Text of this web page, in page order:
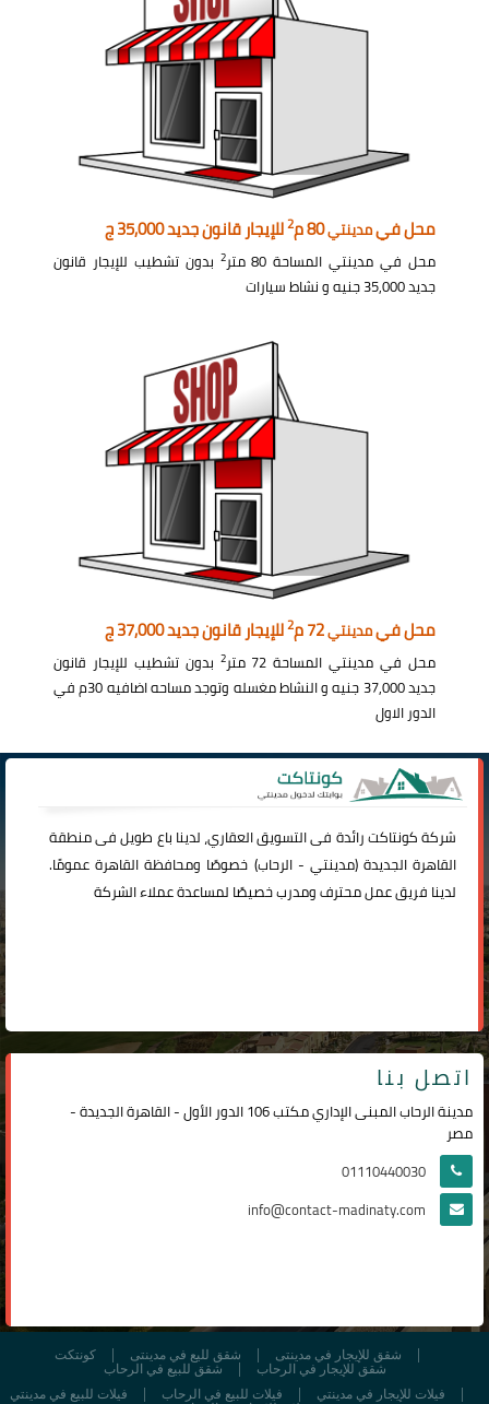
محل فيمدينتي80 م 2للإيجار قانون جديد 35,000 ج
محل في مدينتي المساحة 80 متر 2 بدون تشطيب للإيجار قانون
جديد 35,000 جنيه و نشاط سيارات
محل فيمدينتي 2للإيجار قانون جديد 37,000 ج
محل في مدينتي المساحة 72 متر 2 بدون تشطيب للإيجار قانون
جديد 37,000 جنيه و النشاط مغسله وتوجد مساحه اضافيه 30م في
الدور الاول
شركةكونتاكترائدة فى التسويق العقاري، لدينا باع طويل فى منطقة
القاهرة الجديدة (مدينتي -الرحاب) خصوصًا ومحافظة القاهرة عمومًا.
لدينا فريق عمل محترف ومدرب خصيصًا لمساعدة عملاء الشركة
اتصل بنا
مدينة الرحاب المبنى الإداري مكتب 106 الدور الأول - القاهرة الجديدة -
مصر
01110440030
info@contact-madinaty.com
كونتكت شقق لليع في مدينتى
شقق للإيجار في مدينتى
شقق للبيع في الرحاب
شقق للإيجار في الرحاب
فيلات للبيع في مدينتي
فيلات للبيع في الرحاب
فيلات للإيجار في مدينتي